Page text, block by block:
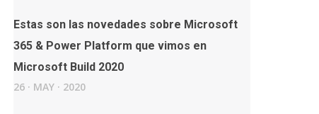
Estas son las novedades sobre Microsoft
365 & Power Platform que vimos en
Microsoft Build 2020
26 · MAY · 2020